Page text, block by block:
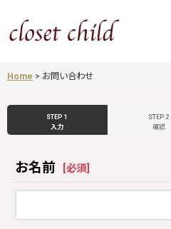
Home > お問い合わせ
STEP 1
入力
STEP 2
確認
お名前 必須